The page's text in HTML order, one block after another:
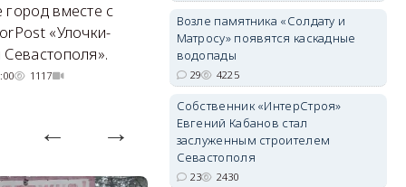
город вместе с
«Улочки-
1117
совершенно по-разному.
07/08/2026 20:02
Возле памятника «Солдату и
Матросу» появятся каскадные
водопады
29 4225
Собственник «ИнтерСтроя»
Евгений Кабанов стал
заслуженным строителем
Севастополя
23 2430